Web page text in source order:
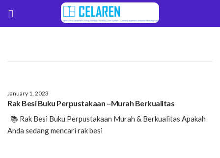
January 1, 2023
Rak Besi Buku Perpustakaan –Murah Berkualitas
📚 Rak Besi Buku Perpustakaan Murah & Berkualitas Apakah
Anda sedang mencari rak besi